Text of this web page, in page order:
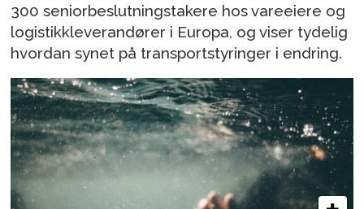
300 seniorbeslutningstakere hos vareeiere og
logistikkleverandører i Europa, og viser tydelig
hvordan synet på transportstyringer i endring.